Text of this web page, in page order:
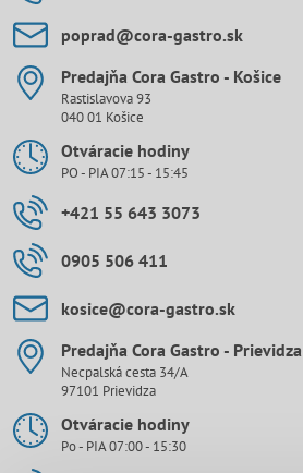
poprad​@cora-gastro​.sk
Predajňa Cora Gastro - Košice
Rastislavova 93
040 01 Košice
Otváracie hodiny
PO - PIA 07:15 - 15:45
+421 55 643 3073
0905 506 411
kosice​@cora-gastro​.sk
Predajňa Cora Gastro - Prievidza
Necpalská cesta 34/A
97101 Prievidza
Otváracie hodiny
Po - PIA 07:00 - 15:30